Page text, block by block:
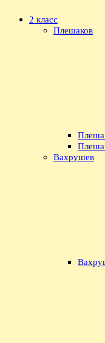
2 класс
Плешаков
Вахрушев